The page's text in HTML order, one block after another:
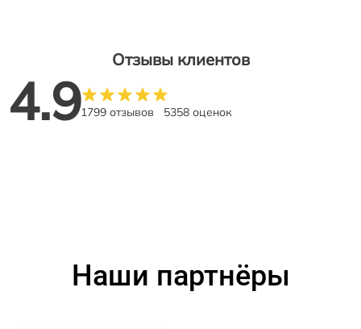
Отзывы клиентов
4.91799 отзывов 5358 оценок
Наши партнёры